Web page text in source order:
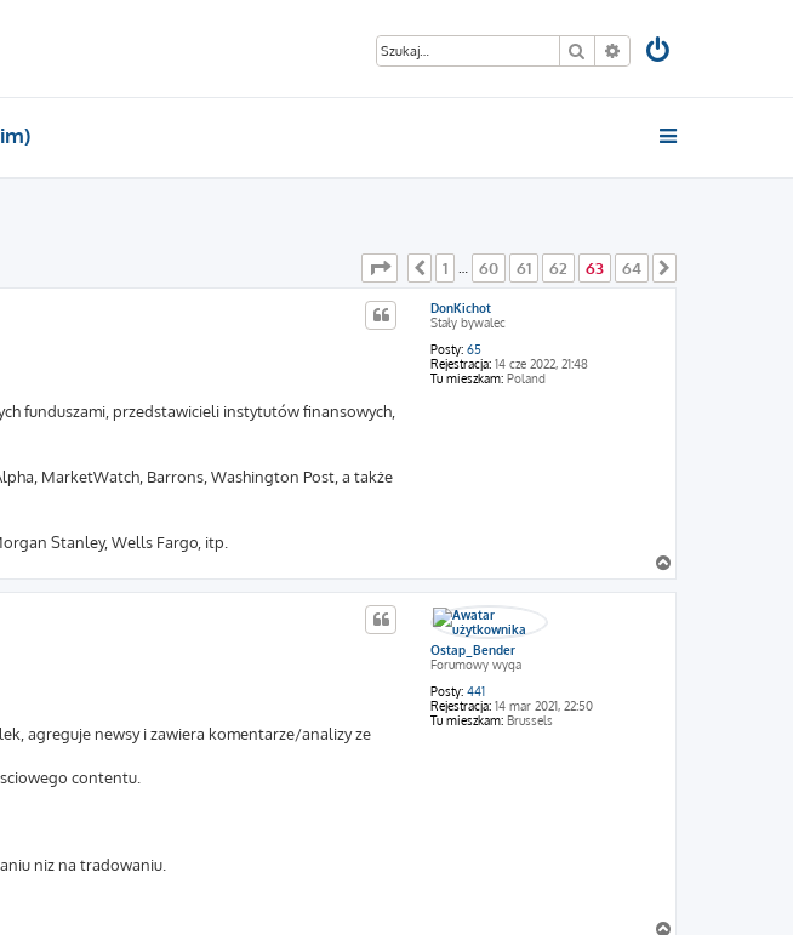
Szukaj Wyszukiwanie
Strona63 64
Poprzednia
1 … 60 61 62 63 64
DonKichot
Stały bywalec
Posty: 65
Rejestracja: 14 cze 2022, 21:48
Tu mieszkam: Poland
funduszami, przedstawicieli instytutów finansowych,
MarketWatch, Barrons, Washington Post, a także
Stanley, Wells Fargo, itp.
a
g
Ostap_Bender
Forumowy wyga
Posty: 441
Rejestracja: 14 mar 2021, 22:50
Tu mieszkam: Brussels
agreguje newsy i zawiera komentarze/analizy ze
contentu.
niz na tradowaniu.